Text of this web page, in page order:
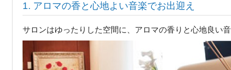
1. アロマの香と心地よい音楽でお出迎え
サロンはゆったりした空間に、アロマの香りと心地良い音